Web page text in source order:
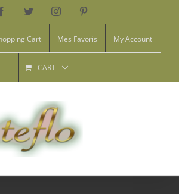
FacebookTwitterInstagram
Cart Mes Favoris My Account
CART